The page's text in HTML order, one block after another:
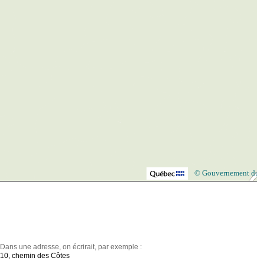
© Gouvernement
Dans une adresse, on écrirait, par exemple :
10, chemin des Côtes